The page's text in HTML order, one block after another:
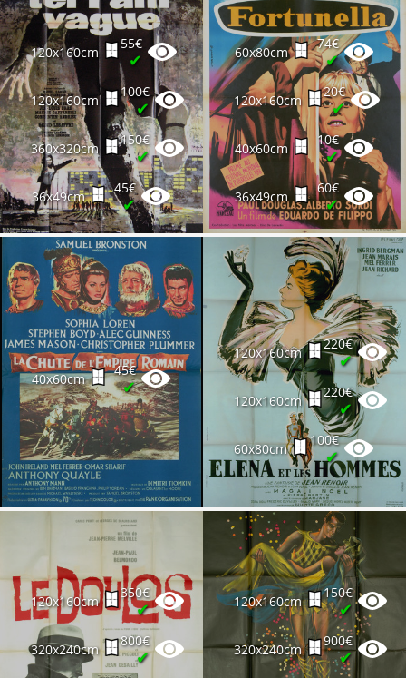
120x160cm
55€
✔
120x160cm
100€
✔
360x320cm
150€
✔
36x49cm
45€
✔
60x80cm
74€
✔
120x160cm
20€
✔
40x60cm
10€
✔
36x49cm
60€
✔
40x60cm
45€
✔
120x160cm
220€
✔
120x160cm
220€
✔
60x80cm
100€
✔
120x160cm
350€
✔
320x240cm
800€
✔
120x160cm
150€
✔
320x240cm
900€
✔